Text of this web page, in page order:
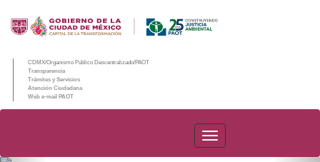
CDMX/Organismo Público Descentralizado/PAOT
Transparencia
Trámites y Servicios
Atención Ciudadana
Web e-mail PAOT
PAOT